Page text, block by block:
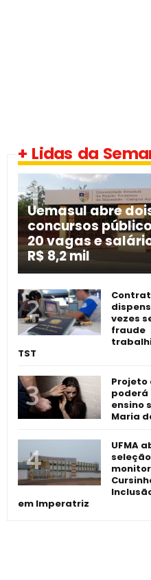
+ Lidas da
Uemasul abre
concursos
20 vagas e
R$ 8,2 mil
vezes
fraude
TST
Projeto
ensino
Maria
UFMA
em Imperatriz